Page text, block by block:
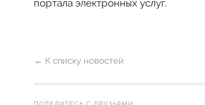
портала электронных услуг.
← К списку новостей